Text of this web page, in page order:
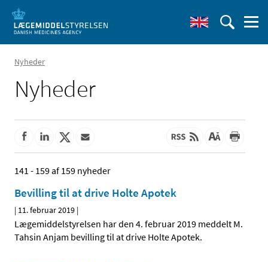
Nyheder
Nyheder
141 - 159 af 159 nyheder
Bevilling til at drive Holte Apotek
| 11. februar 2019 |
Lægemiddelstyrelsen har den 4. februar 2019 meddelt M.
Tahsin Anjam bevilling til at drive Holte Apotek.